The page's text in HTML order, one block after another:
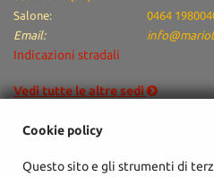
Salone:
0464
Email:
Indicazioni stradali
Vedi tutte le altre sedi
Dati fiscali:
Via Arciprete Santoni, 76/A, Arco (TN)
Cookie policy
Questo sito e gli strumenti di